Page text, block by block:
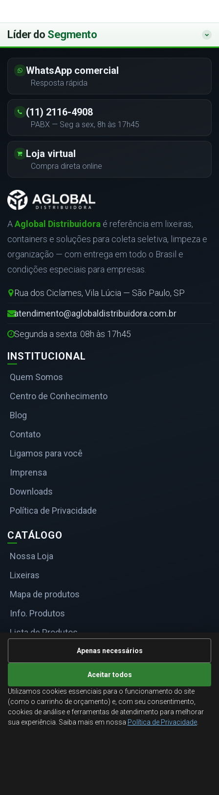
Líder do Segmento
WhatsApp comercial
Resposta rápida
(11) 2116-4908
PABX — Seg a sex, 8h às 17h45
Loja virtual
Compra direta online
AAglobal Distribuidora é referência em lixeiras,
containers e soluções para coleta seletiva, limpeza e
organização — com entrega em todo o Brasil e
condições especiais para empresas.
Rua dos Ciclames, Vila Lúcia — São Paulo, SP
atendimento@aglobaldistribuidora.com.br
Segunda a sexta: 08h às 17h45
INSTITUCIONAL
Quem Somos
Centro de Conhecimento
Blog
Contato
Ligamos para você
Imprensa
Downloads
Política de Privacidade
CATÁLOGO
Nossa Loja
Lixeiras
Mapa de produtos
Info. Produtos
Lista de Produtos
Informações Técnicas
ATENDIMENTO
Orçamentos corporativos, condições para empresas
e suporte especializado.
Apenas necessários
Aceitar todos
Utilizamos cookies essenciais para o funcionamento do site
(como o carrinho de orçamento) e, com seu consentimento,
cookies de análise e ferramentas de atendimento para melhorar
sua experiência. Saiba mais em nossa Política de Privacidade